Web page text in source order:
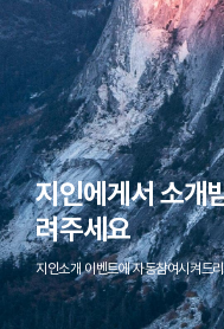
지인에게서 소개
려주세요
지인소개 이벤트에 자동참여시켜드